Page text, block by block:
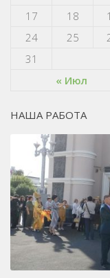
« Июл
17
18
24
25
31
НАША РАБОТА